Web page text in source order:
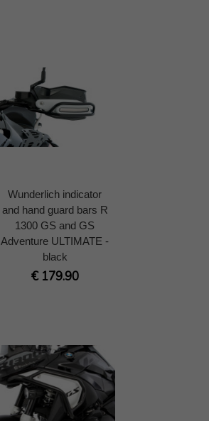
Wunderlich indicator
and hand guard bars R
1300 GS and GS
Adventure ULTIMATE -
black
€ 179.90